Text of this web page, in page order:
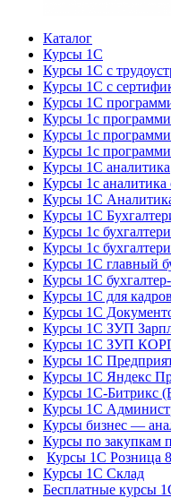
Каталог
Курсы 1С
Курсы 1С с
Курсы 1С с
Курсы 1С
Курсы 1с
Курсы 1с
Курсы 1с
Курсы 1С аналитика
Курсы 1с
Курсы 1С
Курсы 1С
Курсы 1с
Курсы 1с
Курсы 1С главный
Курсы 1С
Курсы 1С для
Курсы 1С
Курсы 1С ЗУП
Курсы 1С ЗУП
Курсы 1С
Курсы 1С Яндекс
Курсы 1С-Битрикс
Курсы 1С
Курсы бизнес —
Курсы по закупкам
Курсы 1С Розница
Курсы 1С Склад
Бесплатные курсы